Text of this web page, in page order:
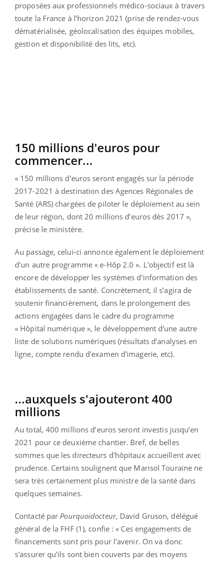
proposées aux professionnels médico-sociaux à travers
toute la France à l’horizon 2021 (prise de rendez-vous
dématérialisée, géolocalisation des équipes mobiles,
gestion et disponibilité des lits, etc).
150 millions d'euros pour
commencer...
« 150 millions d’euros seront engagés sur la période
2017-2021 à destination des Agences Régionales de
Santé (ARS) chargées de piloter le déploiement au sein
de leur région, dont 20 millions d’euros dès 2017 »,
précise le ministère.
Au passage, celui-ci annonce également le déploiement
d'un autre programme « e-Hôp 2.0 ». L'objectif est là
encore de développer les systèmes d’information des
établissements de santé. Concrètement, il s’agira de
soutenir financièrement, dans le prolongement des
actions engagées dans le cadre du programme
« Hôpital numérique », le développement d'une autre
liste de solutions numériques (résultats d’analyses en
ligne, compte rendu d'examen d'imagerie, etc).
...auxquels s'ajouteront 400
millions
Au total, 400 millions d’euros seront investis jusqu’en
2021 pour ce deuxième chantier. Bref, de belles
sommes que les directeurs d'hôpitaux accueillent avec
prudence. Certains soulignent que Marisol Touraine ne
sera très certainement plus ministre de la santé dans
quelques semaines.
Contacté parPourquoidocteur, David Gruson, délégué
général de la FHF (1), confie : « Ces engagements de
financements sont pris pour l'avenir. On va donc
s'assurer qu'ils sont bien couverts par des moyens